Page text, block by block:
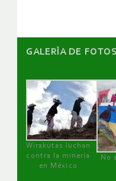
GALERÌA DE FOTOS
Wirakutas luchan
contra la minería
en México
No